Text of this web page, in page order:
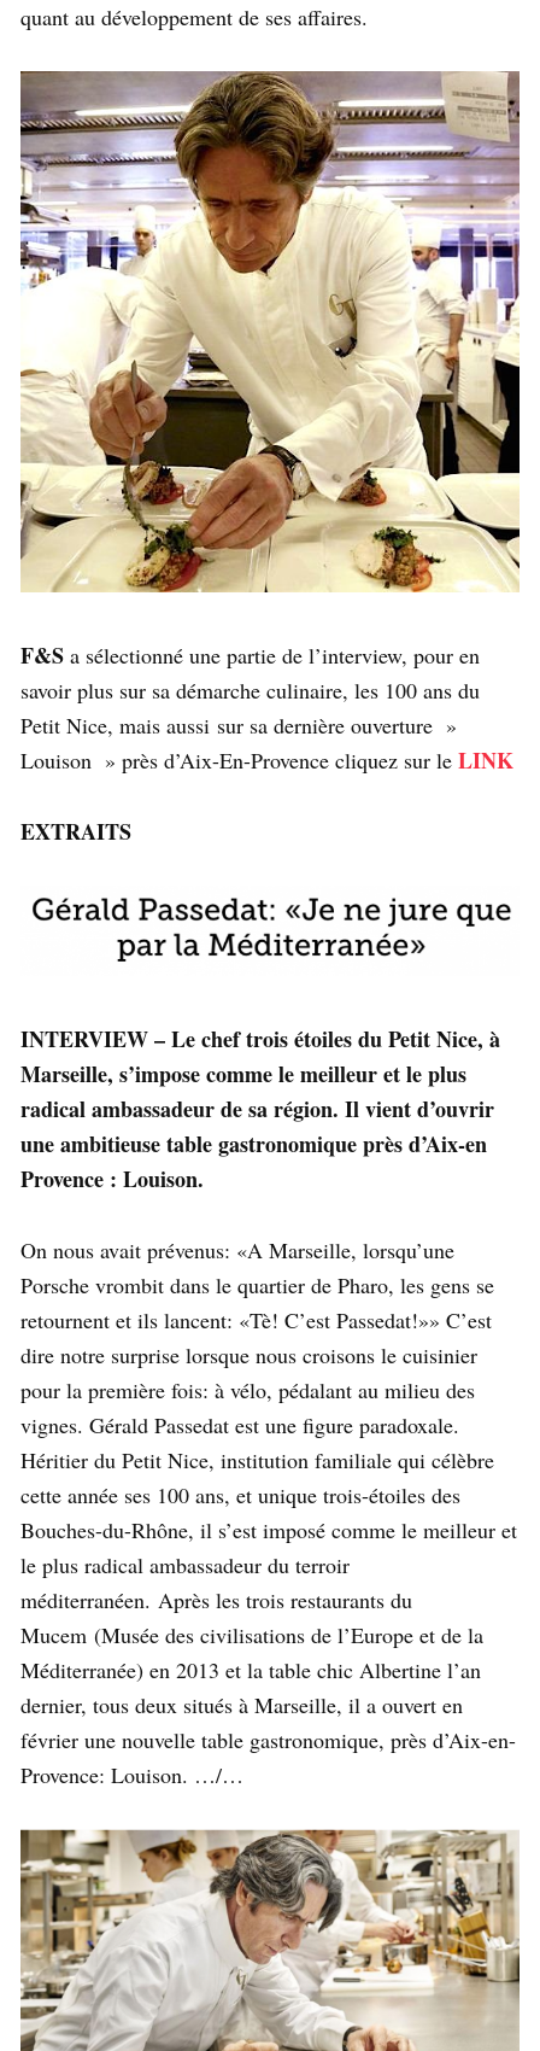
quant au développement de ses affaires.
F&S a sélectionné une partie de l’interview, pour en
savoir plus sur sa démarche culinaire, les 100 ans du
Petit Nice, mais aussi sur sa dernière ouverture »
Louison » près d’Aix-En-Provence cliquez sur le LINK
EXTRAITS
INTERVIEW – Le chef trois étoiles du Petit Nice, à
Marseille, s’impose comme le meilleur et le plus
radical ambassadeur de sa région. Il vient d’ouvrir
une ambitieuse table gastronomique près d’Aix-en
Provence : Louison.
On nous avait prévenus: «A Marseille, lorsqu’une
Porsche vrombit dans le quartier de Pharo, les gens se
retournent et ils lancent: «Tè! C’est Passedat!»» C’est
dire notre surprise lorsque nous croisons le cuisinier
pour la première fois: à vélo, pédalant au milieu des
vignes. Gérald Passedat est une figure paradoxale.
Héritier du Petit Nice, institution familiale qui célèbre
cette année ses 100 ans, et unique trois-étoiles des
Bouches-du-Rhône, il s’est imposé comme le meilleur et
le plus radical ambassadeur du terroir
méditerranéen. Après les trois restaurants du
Mucem (Musée des civilisations de l’Europe et de la
Méditerranée) en 2013 et la table chic Albertine l’an
dernier, tous deux situés à Marseille, il a ouvert en
février une nouvelle table gastronomique, près d’Aix-en-
Provence: Louison. …/…